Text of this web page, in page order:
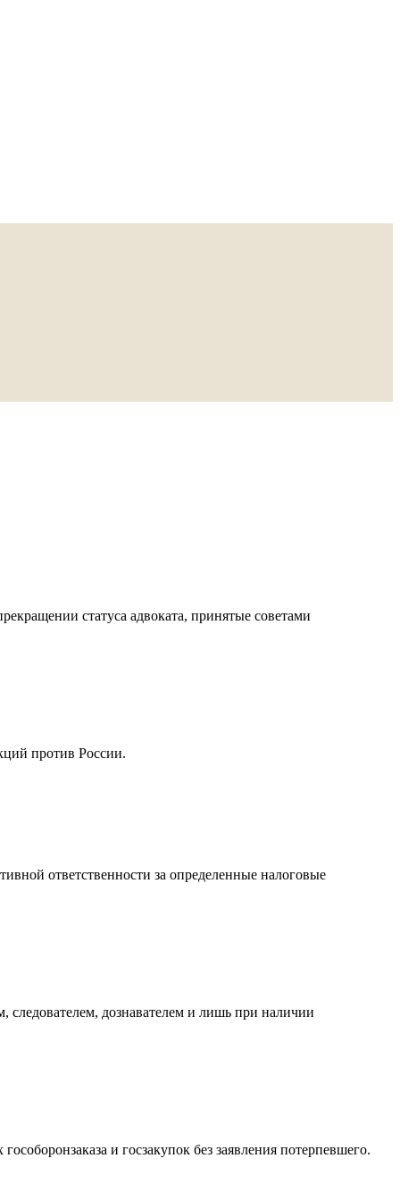
статуса адвоката, принятые советами
против России.
ответственности за определенные налоговые
дознавателем и лишь при наличии
и госзакупок без заявления потерпевшего.